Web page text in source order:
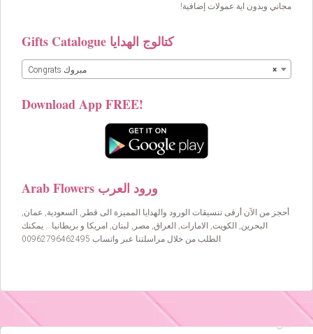
مجاني وبدون اية عمولات إضافية!
Gifts Catalogue كتالوج الهدايا
× Congrats مبروك
Download App FREE!
Arab Flowers ورود العرب
أحجز من الآن أرقى تنسيقات الورود والهدايا المميزة الى قطر, السعودية, عمان,
البحرين, الكويت, الامارات, العراق, مصر, لبنان, امريكا و بريطانيا… يمكنك
الطلب من خلال مراسلتنا عبر واتساب 00962796462495